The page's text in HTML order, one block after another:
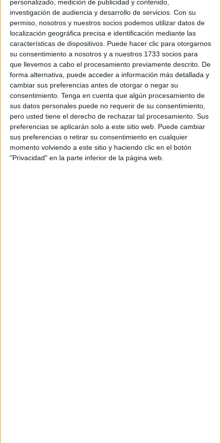
personalizado, medición de publicidad y contenido,
investigación de audiencia y desarrollo de servicios. Con su
permiso, nosotros y nuestros socios podemos utilizar datos de
localización geográfica precisa e identificación mediante las
características de dispositivos. Puede hacer clic para otorgarnos
su consentimiento a nosotros y a nuestros 1733 socios para
que llevemos a cabo el procesamiento previamente descrito. De
forma alternativa, puede acceder a información más detallada y
cambiar sus preferencias antes de otorgar o negar su
consentimiento. Tenga en cuenta que algún procesamiento de
sus datos personales puede no requerir de su consentimiento,
pero usted tiene el derecho de rechazar tal procesamiento. Sus
preferencias se aplicarán solo a este sitio web. Puede cambiar
sus preferencias o retirar su consentimiento en cualquier
momento volviendo a este sitio y haciendo clic en el botón
"Privacidad" en la parte inferior de la página web.
No supo contestar a cuestiones básicas
además de no conocer aspectos
fundamentales
En el informe contrario a la concesión de la nacionalidad
se hace ver que esa falta de integración es clara ya que no
supo contestar a cuestiones básicas además de no
conocer aspectos fundamentales. “La resolución
ministerial, que termina el procedimiento iniciado por el
demandante para que le fuera concedida la nacionalidad
española por residencia, le deniega esta pretensión
porque no ha justificado suficiente grado de integración en
la sociedad española, lo que se deduce de la entrevista